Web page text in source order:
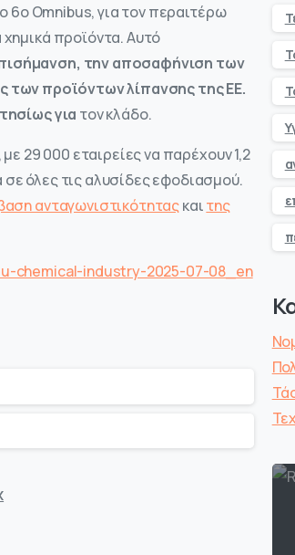
6ο Omnibus, για τον περαιτέρω
προϊόντα. Αυτό
την αποσαφήνιση των
των προϊόντων λίπανσης της ΕΕ.
για τον κλάδο.
29 000 εταιρείες να παρέχουν 1,2
όλες τις αλυσίδες εφοδιασμού.
ανταγωνιστικότηταςκαιτης
chemical-industry-2025-07-08_en